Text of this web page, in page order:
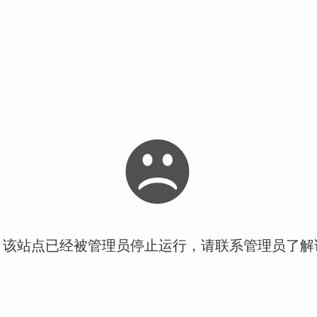
站点已经被管理员停止运行，请联系管理员了